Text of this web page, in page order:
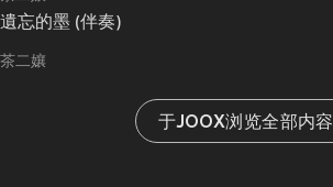
遺忘的墨 (伴奏)
茶二孃
于JOOX浏览全部内容